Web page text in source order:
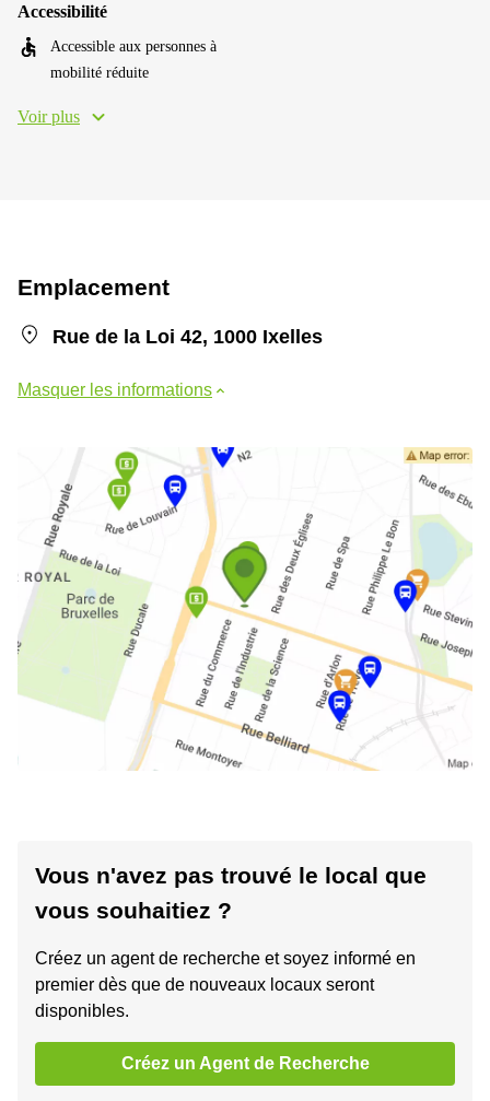
Accessibilité
Accessible aux personnes à
mobilité réduite
Voir plus
Emplacement
Rue de la Loi 42, 1000 Ixelles
Masquer les informations
Vous n'avez pas trouvé le local que
vous souhaitiez ?
Créez un agent de recherche et soyez informé en
premier dès que de nouveaux locaux seront
disponibles.
Créez un Agent de Recherche